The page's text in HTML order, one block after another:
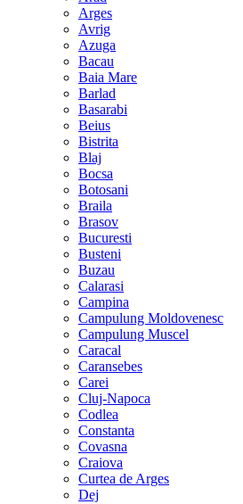
Arges
Avrig
Azuga
Bacau
Baia Mare
Barlad
Basarabi
Beius
Bistrita
Blaj
Bocsa
Botosani
Braila
Brasov
Bucuresti
Busteni
Buzau
Calarasi
Campina
Campulung Moldovenesc
Campulung Muscel
Caracal
Caransebes
Carei
Cluj-Napoca
Codlea
Constanta
Covasna
Craiova
Curtea de Arges
Dej